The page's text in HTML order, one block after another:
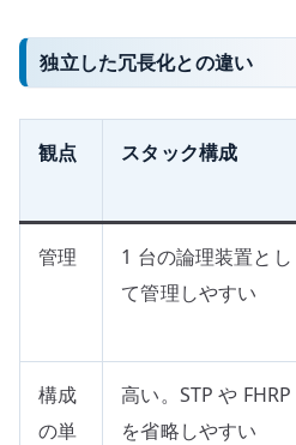
独立した冗長化との違い
観点 スタック構成
管理
1 台の論理装置とし
て管理しやすい
構成
の単
高い。STP や FHRP
を省略しやすい